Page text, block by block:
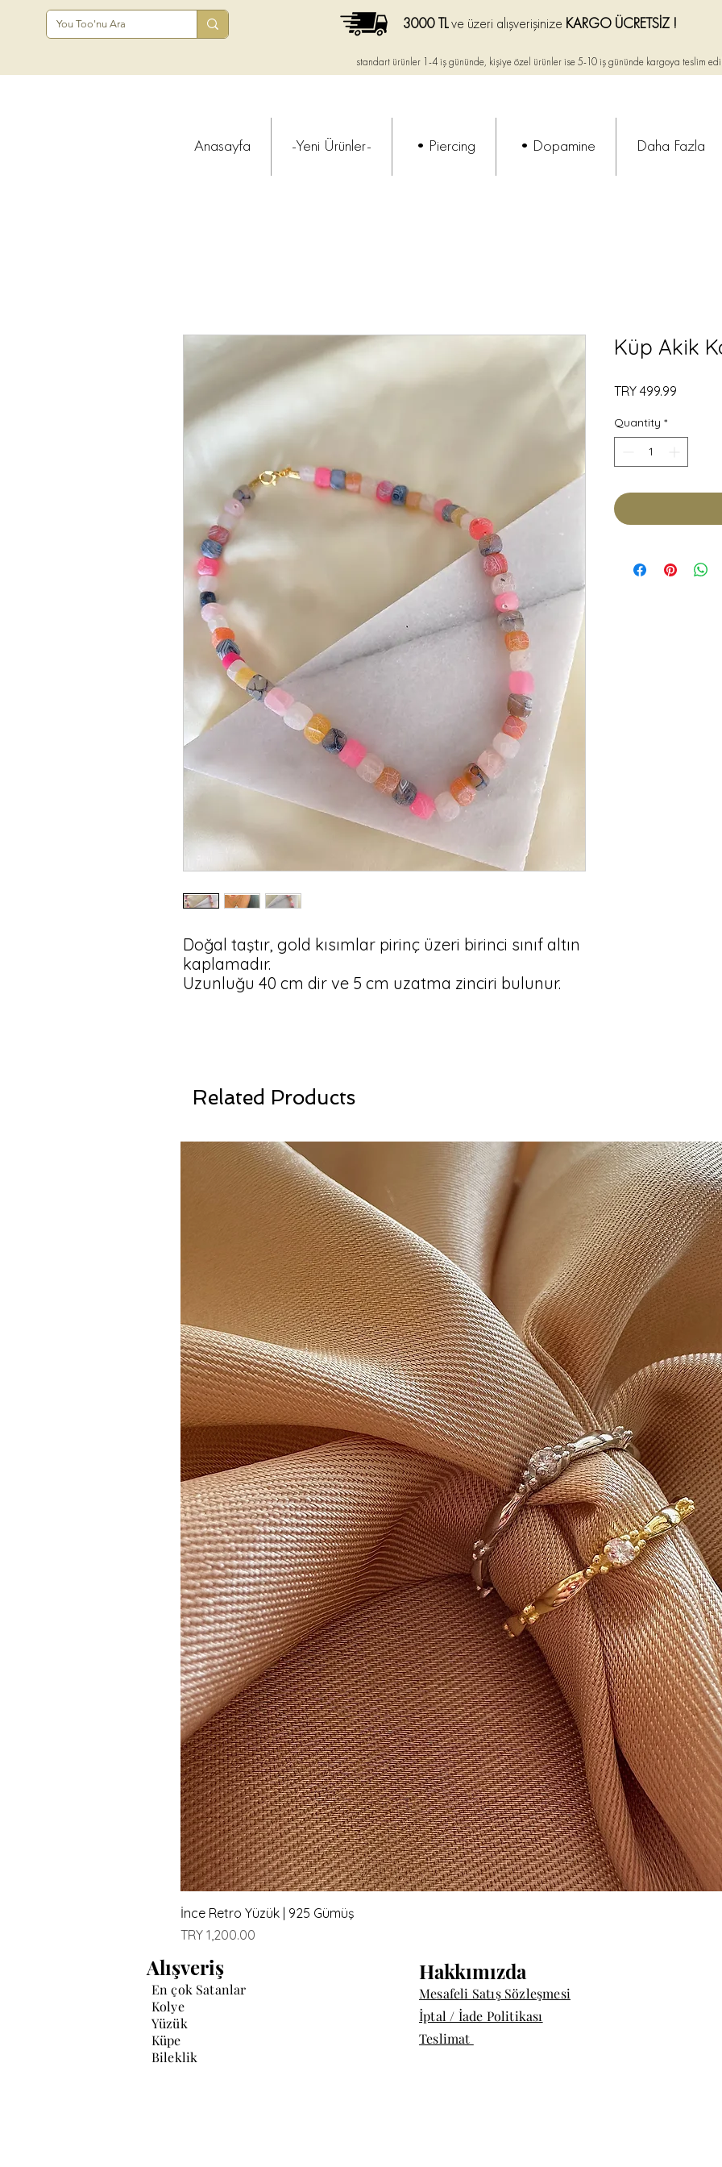
standart ürünler 1-4 iş gününde, kişiye özel ürünler ise 5-10 iş gününde kargoya teslim
3000 TLve üzeri alışverişinize KARGO ÜCRETSİZ !
Anasayfa -Yeni Ürünler- •Piercing •Dopamine Daha Fazla
Doğal taştır, gold kısımlar pirinç üzeri birinci sınıf altın
kaplamadır.
Uzunluğu 40 cm dir ve 5 cm uzatma zinciri bulunur.
Küp Akik
TRY 499.99
Quantity *
Related Products
İnce Retro Yüzük | 925 Gümüş
Price
TRY 1,200.00
Alışveriş
En çok Satanlar
Kolye
Yüzük
Küpe
Bileklik
Hakkımızda
Mesafeli Satış Sözleşmesi
İptal / İade Politikası
Teslimat